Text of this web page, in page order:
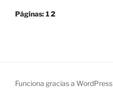
Páginas:12
Funciona gracias a WordPress